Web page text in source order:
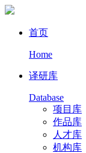
首页
Home
译研库
Database
项目库
作品库
人才库
机构库